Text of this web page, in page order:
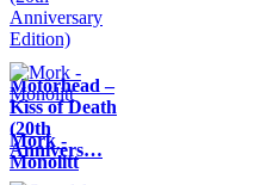
Motörhead –
Kiss of Death
(20th
Annivers…
Mork -
Monolitt